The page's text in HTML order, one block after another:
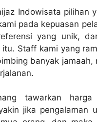
Indowisata pilihan
pada kepuasan
yang unik,
Staff kami yang
banyak
tawarkan
jika pengalaman